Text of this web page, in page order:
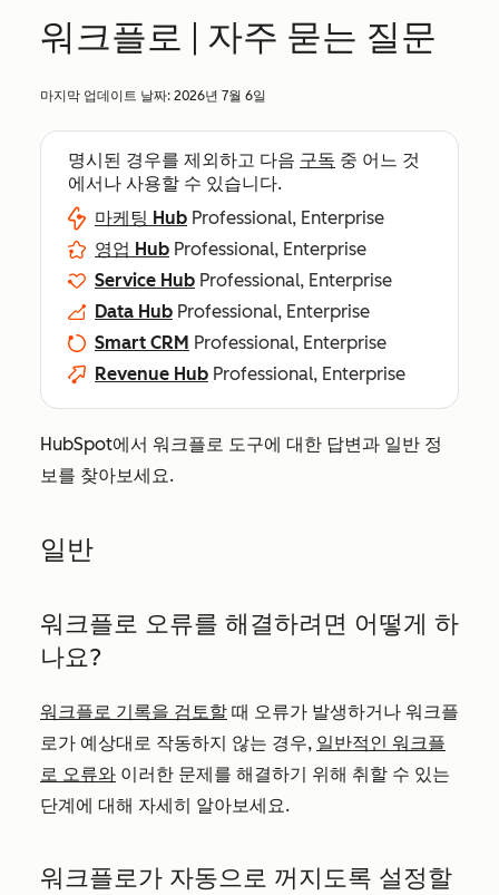
워크플로 | 자주 묻는 질문
마지막 업데이트 날짜: 2026년 7월 6일
명시된 경우를 제외하고 다음 구독 중 어느 것
에서나 사용할 수 있습니다.
마케팅 Hub Professional, Enterprise
영업 Hub Professional, Enterprise
Service Hub Professional, Enterprise
Data Hub Professional, Enterprise
Smart CRM Professional, Enterprise
Revenue Hub Professional, Enterprise
HubSpot에서 워크플로 도구에 대한 답변과 일반 정
보를 찾아보세요.
일반
워크플로 오류를 해결하려면 어떻게 하
나요?
워크플로 기록을 검토할 때 오류가 발생하거나 워크플
로가 예상대로 작동하지 않는 경우, 일반적인 워크플
로 오류와 이러한 문제를 해결하기 위해 취할 수 있는
단계에 대해 자세히 알아보세요.
워크플로가 자동으로 꺼지도록 설정할